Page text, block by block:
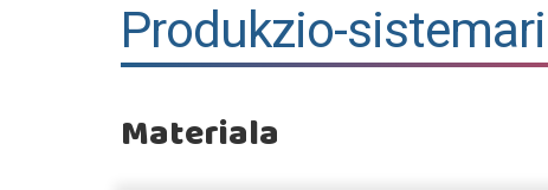
Produkzio-
Materiala